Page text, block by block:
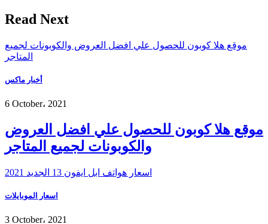
Read Next
موقع هلا كوبون للحصول علي افضل العروض والكوبونات لجميع
المتاجر
أخبار ماكس
6 October، 2021
موقع هلا كوبون للحصول علي افضل العروض
والكوبونات لجميع المتاجر
اسعار هواتف ابل ايفون 13 الجديد 2021
اسعار الموبايلات
3 October، 2021